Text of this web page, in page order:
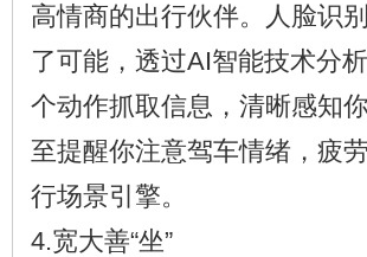
高情商的出行伙伴。人脸识
了可能，透过AI智能技术分
个动作抓取信息，清晰感知
至提醒你注意驾车情绪，疲
行场景引擎。
4.宽大善“坐”